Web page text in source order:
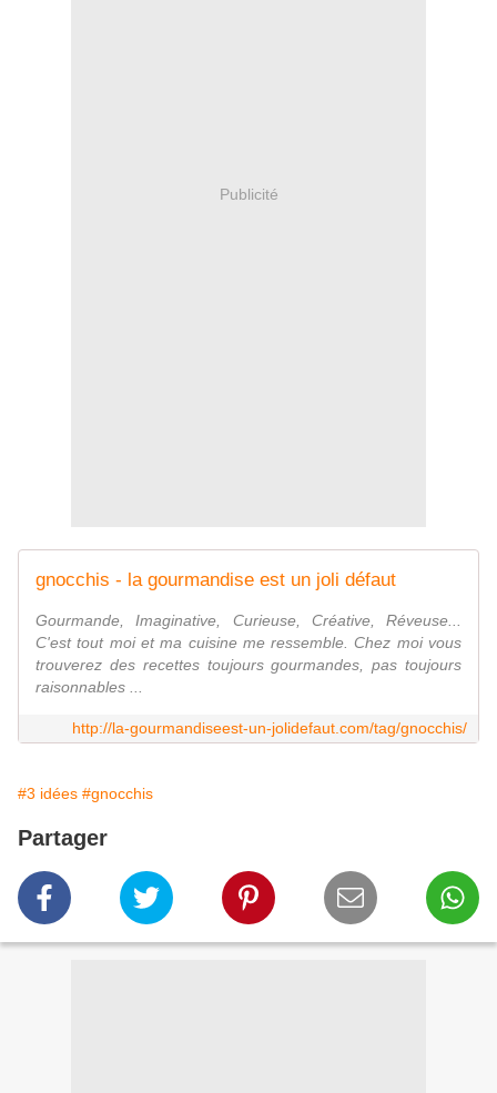
Publicité
gnocchis - la gourmandise est un joli défaut
Gourmande, Imaginative, Curieuse, Créative, Réveuse...
C'est tout moi et ma cuisine me ressemble. Chez moi vous
trouverez des recettes toujours gourmandes, pas toujours
raisonnables ...
http://la-gourmandiseest-un-jolidefaut.com/tag/gnocchis/
#3 idées #gnocchis
Partager